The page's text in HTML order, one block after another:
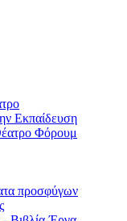
Εκπαίδευση
Φόρουμ
προσφύγων